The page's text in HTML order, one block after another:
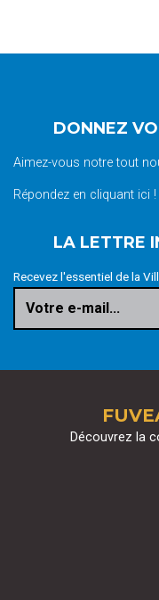
DONNEZ
Aimez-vous notre tout
Répondez en cliquant ici !
LA LETTRE
Recevez l'essentiel de la
Votre e-mail...
Découvrez la